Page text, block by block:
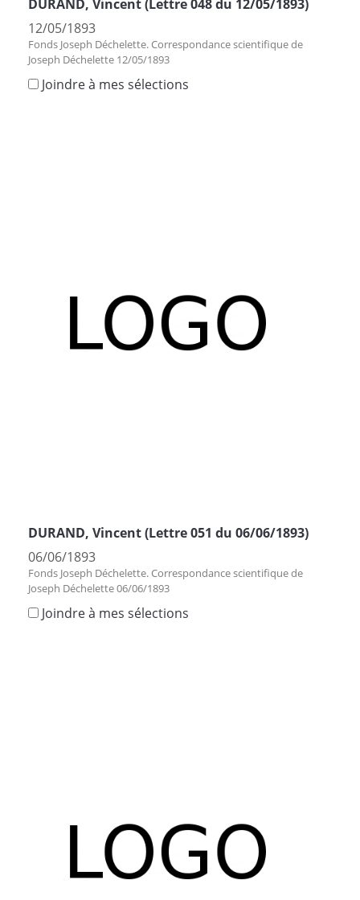
DURAND, Vincent (Lettre 048 du 12/05/1893)
12/05/1893
Fonds Joseph Déchelette. Correspondance scientifique de
Joseph Déchelette 12/05/1893
Joindre à mes sélections
DURAND, Vincent (Lettre 051 du 06/06/1893)
06/06/1893
Fonds Joseph Déchelette. Correspondance scientifique de
Joseph Déchelette 06/06/1893
Joindre à mes sélections